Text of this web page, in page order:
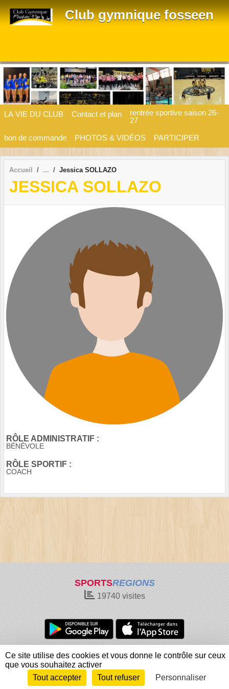
Club gymnique fosseen
LA VIE DU CLUB Contact et plan
rentrée sportive saison 26-
27
bon de commande
PHOTOS & VIDÉOS PARTICIPER
Accueil Jessica SOLLAZO
JESSICA SOLLAZO
RÔLE ADMINISTRATIF :
BÉNÉVOLE
RÔLE SPORTIF :
COACH
SPORTSREGIONS
19740visites
Charte cookies
Gestion des cookies
Informations légales
Signaler un contenu inapproprié
Envie de participer ?
Connexion
Panneau de gestion des cookies
Ce site utilise des cookies et vous donne le contrôle sur ceux
que vous souhaitez activer
Tout accepter
Tout refuser Personnaliser